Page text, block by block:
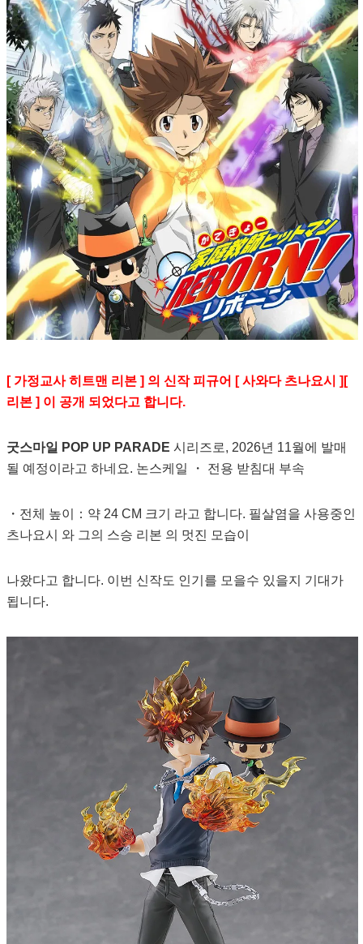
[ 가정교사 히트맨 리본 ] 의 신작 피규어 [ 사와다 츠나요시 ][
리본 ] 이 공개 되었다고 합니다.
굿스마일 POP UP PARADE 시리즈로, 2026년 11월에 발매
될 예정이라고 하네요. 논스케일 ・ 전용 받침대 부속
・전체 높이：약 24 CM 크기 라고 합니다. 필살염을 사용중인
츠나요시 와 그의 스승 리본 의 멋진 모습이
나왔다고 합니다. 이번 신작도 인기를 모을수 있을지 기대가
됩니다.